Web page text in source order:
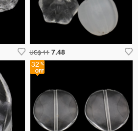
32
US$ 11 7.48